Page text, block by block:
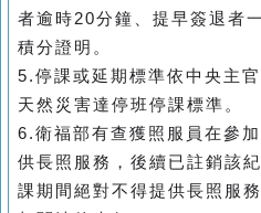
者逾時20分鐘、提早簽退者
積分證明。
5.停課或延期標準依中央主
天然災害達停班停課標準。
6.衛福部有查獲照服員在參
供長照服務，後續已註銷該
課期間絕對不得提供長照服